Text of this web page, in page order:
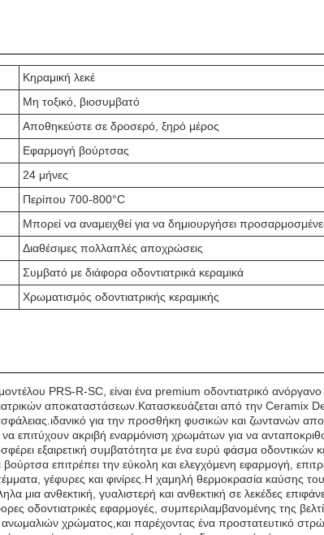
Κηραμική λεκέ
Μη τοξικό, βιοσυμβατό
Αποθηκεύστε σε δροσερό, ξηρό μέρος
Εφαρμογή βούρτσας
24 μήνες
Περίπου 700-800°C
Μπορεί να αναμειχθεί για να δημιουργήσει
Διαθέσιμες πολλαπλές αποχρώσεις
Συμβατό με διάφορα οδοντιατρικά κεραμικά
Χρωματισμός οδοντιατρικής κεραμικής
PRS-R-SC, είναι ένα premium οδοντιατρικό ανόργανο
αποκαταστάσεων.Κατασκευάζεται από την Ceramix
για την προσθήκη φυσικών και ζωντανών
επιτύχουν ακριβή εναρμόνιση χρωμάτων για να
εξαιρετική συμβατότητα με ένα ευρύ φάσμα οδοντικών
επιτρέπει την εύκολη και ελεγχόμενη εφαρμογή,
γέφυρες και φινίρες.Η χαμηλή θερμοκρασία καύσης του
μια ανθεκτική, γυαλιστερή και ανθεκτική σε λεκέδες
οδοντιατρικές εφαρμογές, συμπεριλαμβανομένης της
χρώματος,και παρέχοντας ένα προστατευτικό